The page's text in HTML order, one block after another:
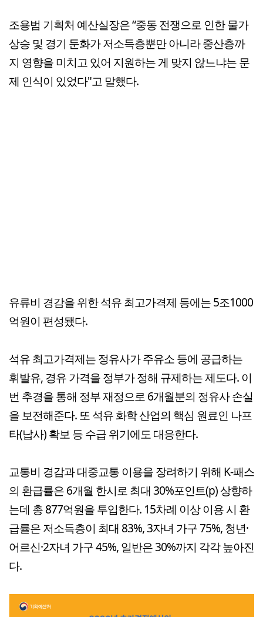
조용범 기획처 예산실장은 “중동 전쟁으로 인한 물가
상승 및 경기 둔화가 저소득층뿐만 아니라 중산층까
지 영향을 미치고 있어 지원하는 게 맞지 않느냐는 문
제 인식이 있었다"고 말했다.
유류비 경감을 위한 석유 최고가격제 등에는 5조1000
억원이 편성됐다.
석유 최고가격제는 정유사가 주유소 등에 공급하는
휘발유, 경유 가격을 정부가 정해 규제하는 제도다. 이
번 추경을 통해 정부 재정으로 6개월분의 정유사 손실
을 보전해준다. 또 석유 화학 산업의 핵심 원료인 나프
타(납사) 확보 등 수급 위기에도 대응한다.
교통비 경감과 대중교통 이용을 장려하기 위해 K-패스
의 환급률은 6개월 한시로 최대 30%포인트(p) 상향하
는데 총 877억원을 투입한다. 15차례 이상 이용 시 환
급률은 저소득층이 최대 83%, 3자녀 가구 75%, 청년·
어르신·2자녀 가구 45%, 일반은 30%까지 각각 높아진
다.